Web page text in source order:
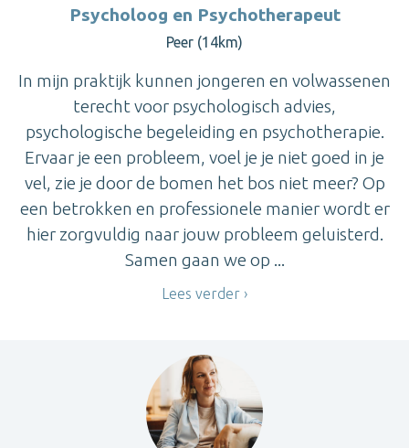
Psycholoog en Psychotherapeut
Peer (14km)
In mijn praktijk kunnen jongeren en volwassenen
terecht voor psychologisch advies,
psychologische begeleiding en psychotherapie.
Ervaar je een probleem, voel je je niet goed in je
vel, zie je door de bomen het bos niet meer? Op
een betrokken en professionele manier wordt er
hier zorgvuldig naar jouw probleem geluisterd.
Samen gaan we op ...
Lees verder